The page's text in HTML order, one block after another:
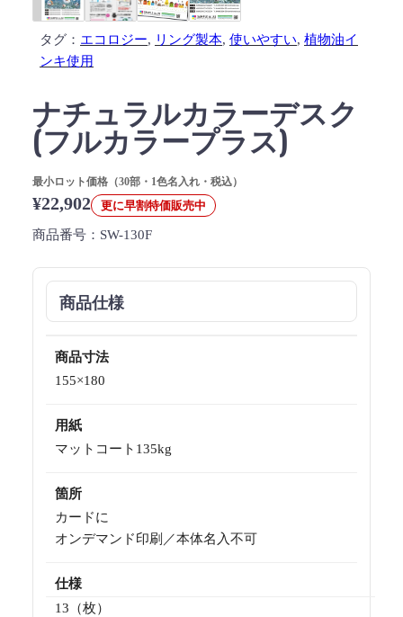
タグ： エコロジー, リング製本, 使いやすい, 植物油イ
ンキ使用
ナチュラルカラーデスク
(フルカラープラス)
最小ロット価格（30部・1色名入れ・税込）
¥22,902 更に早割特価販売中
商品番号： SW-130F
商品仕様
商品寸法
155×180
用紙
マットコート135kg
箇所
カードに
オンデマンド印刷／本体名入不可
仕様
13（枚）